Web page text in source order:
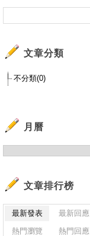
文章分類
不分類(0)
月曆
文章排行榜
最新發表 最新回應
熱門瀏覽
熱門回應